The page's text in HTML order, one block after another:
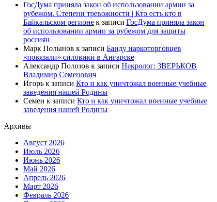
ГосДума приняла закон об использовании армии за
рубежом. Степени тревожности | Кто есть кто в
Байкальском регионе к записи ГосДума приняла закон
об использовании армии за рубежом для защиты
россиян
Марк Полынов к записи Банду наркоторговцев
«повязали» силовики в Ангарске
Александр Полозов к записи Некролог: ЗВЕРЬКОВ
Владимир Семенович
Игорь к записи Кто и как уничтожал военные учебные
заведения нашей Родины
Семен к записи Кто и как уничтожал военные учебные
заведения нашей Родины
Архивы
Август 2026
Июль 2026
Июнь 2026
Май 2026
Апрель 2026
Март 2026
Февраль 2026